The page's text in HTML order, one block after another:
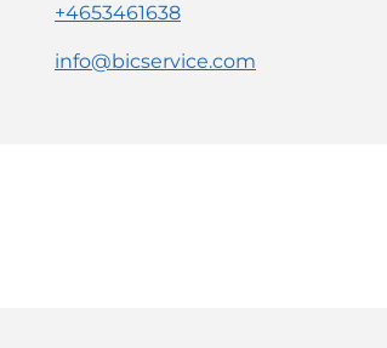
+4653461638
info@bicservice.com